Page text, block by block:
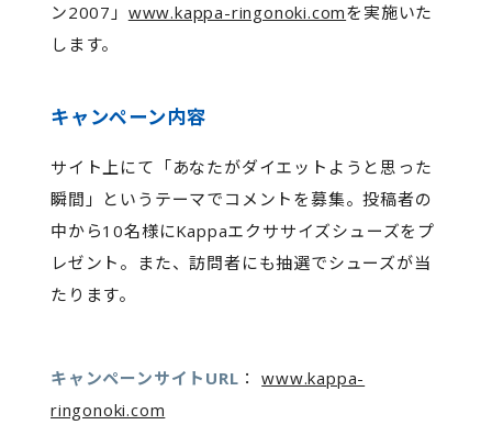
ン2007」 www.kappa-ringonoki.comを実施いた
します。
キャンペーン内容
サイト上にて「あなたがダイエットようと思った
瞬間」というテーマでコメントを募集。投稿者の
中から10名様にKappaエクササイズシューズをプ
レゼント。また、訪問者にも抽選でシューズが当
たります。
キャンペーンサイトURL ：www.kappa-
ringonoki.com